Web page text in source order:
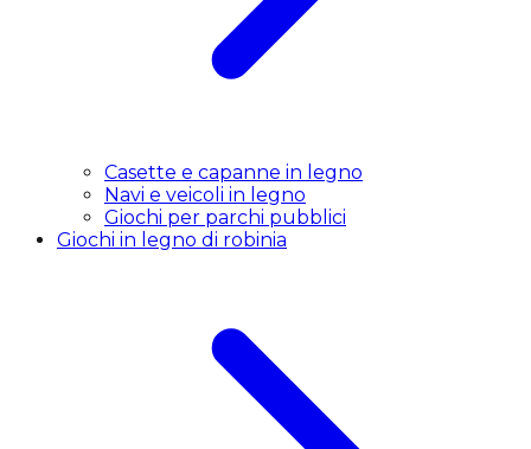
Casette e capanne in legno
Navi e veicoli in legno
Giochi per parchi pubblici
Giochi in legno di robinia